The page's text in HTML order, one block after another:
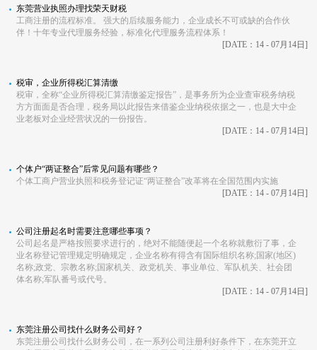
东莞营业执照办理找荣天财税
工商注册的流程标准。 强大的后续服务能力，企业成长不可或缺的合作伙
伴！十年专业代理服务经验，标准化代理服务流程体系！
[DATE：14 - 07月14日]
税审，企业所得税汇算清缴
税审，全称“企业所得税汇算清缴鉴定报告”，是事务所为企业查审税务纳税
方方面面是否合理，税务局以此报告来借鉴企业纳税依据之一，也是大中企
业老板对企业经营状况的一份报告。
[DATE：14 - 07月14日]
个体户“两证整合”后常见问题有哪些？
个体工商户营业执照和税务登记证“两证整合”改革将在全国范围内实施
[DATE：14 - 07月14日]
公司注册起名时需要注意哪些事项？
公司起名是严格按照要求进行的，绝对不能随便起一个名称就敷衍了事，企
业名称登记管理规定明确规定，企业名称有得含有国际组织名称;国家(地区)
名称;政党、宗教名称;国家机关、政党机关、事业单位、军队机关、社会团
体名称;军队番号或代号。
[DATE：14 - 07月14日]
东莞注册公司找什么财务公司好？
东莞注册公司找什么财务公司，在一系列公司注册利好条件下，在东莞开立